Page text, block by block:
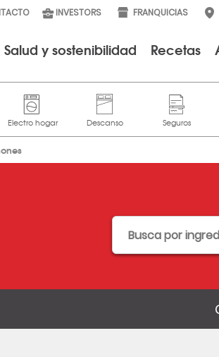
INVESTORS FRANQUICIAS
Salud y sostenibilidad Recetas